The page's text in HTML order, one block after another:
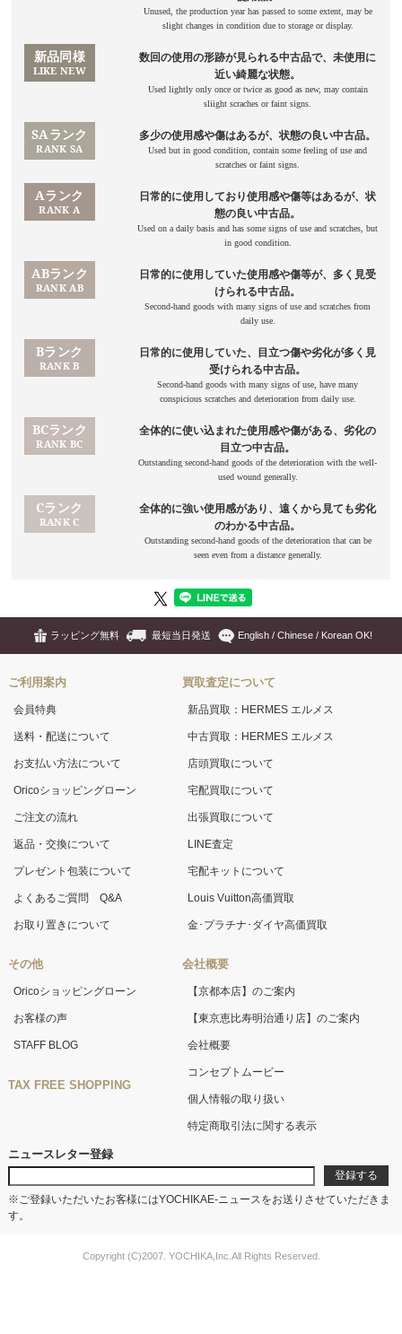
ラッピング無料 最短当日発送 English / Chinese / Korean OK!
ご利用案内
会員特典
送料・配送について
お支払い方法について
Oricoショッピングローン
ご注文の流れ
返品・交換について
プレゼント包装について
よくあるご質問 Q&A
お取り置きについて
その他
Oricoショッピングローン
お客様の声
STAFF BLOG
TAX FREE SHOPPING
買取査定について
新品買取：HERMES エルメス
中古買取：HERMES エルメス
店頭買取について
宅配買取について
出張買取について
LINE査定
宅配キットについて
Louis Vuitton高価買取
金･プラチナ･ダイヤ高価買取
会社概要
【京都本店】のご案内
【東京恵比寿明治通り店】のご案内
会社概要
コンセプトムービー
個人情報の取り扱い
特定商取引法に関する表示
ニュースレター登録
※ご登録いただいたお客様にはYOCHIKAE-ニュースをお送りさせていただきま
す。
Copyright (C)2007. YOCHIKA,Inc.All Rights Reserved.